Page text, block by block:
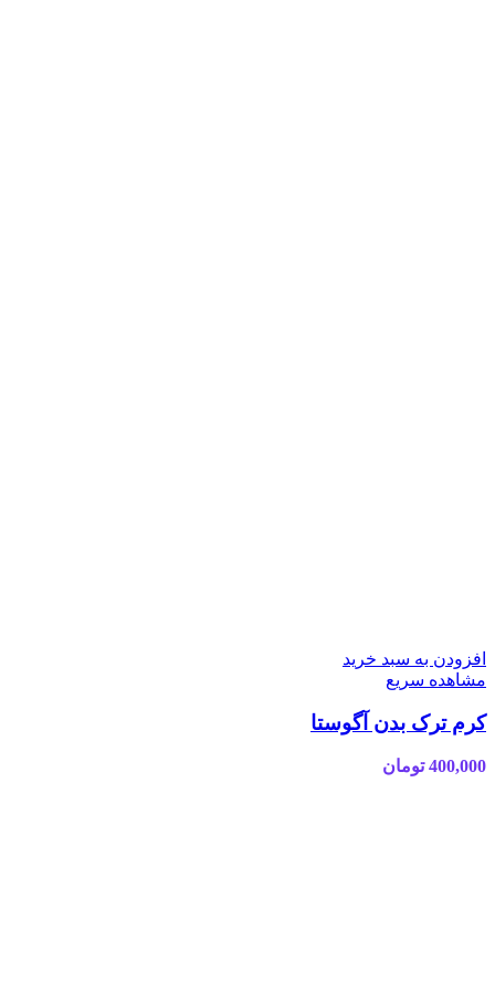
افزودن به سبد خرید
مشاهده سریع
کرم ترک بدن آگوستا
400,000 تومان